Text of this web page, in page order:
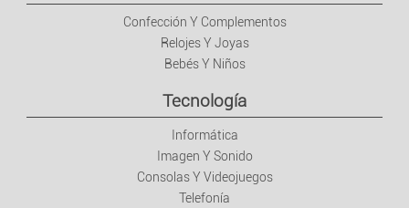
Confección Y Complementos
Relojes Y Joyas
Bebés Y Niños
Tecnología
Informática
Imagen Y Sonido
Consolas Y Videojuegos
Telefonía